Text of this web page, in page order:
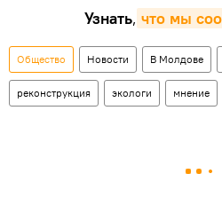
Узнать, что мы
Общество Новости В Молдове
реконструкция экологи мнение